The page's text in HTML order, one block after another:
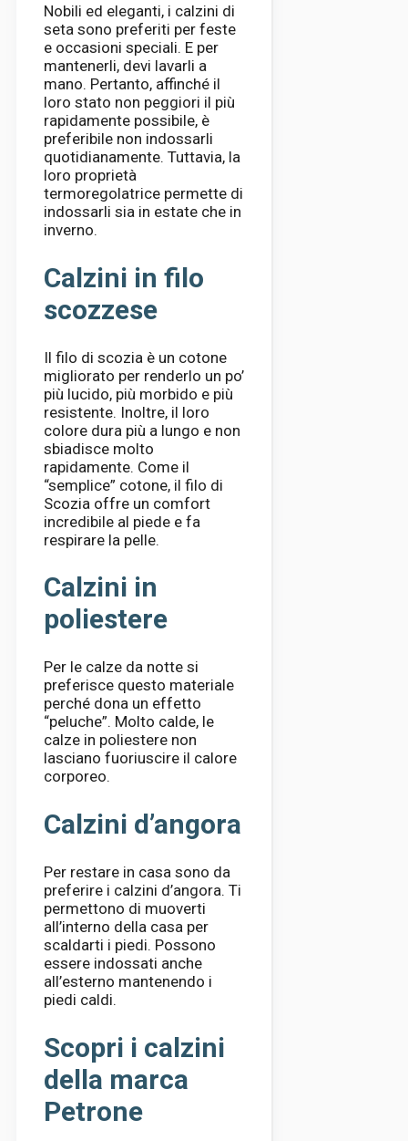
Nobili ed eleganti, i calzini di
seta sono preferiti per feste
e occasioni speciali. E per
mantenerli, devi lavarli a
mano. Pertanto, affinché il
loro stato non peggiori il più
rapidamente possibile, è
preferibile non indossarli
quotidianamente. Tuttavia, la
loro proprietà
termoregolatrice permette di
indossarli sia in estate che in
inverno.
Calzini in filo
scozzese
Il filo di scozia è un cotone
migliorato per renderlo un po’
più lucido, più morbido e più
resistente. Inoltre, il loro
colore dura più a lungo e non
sbiadisce molto
rapidamente. Come il
“semplice” cotone, il filo di
Scozia offre un comfort
incredibile al piede e fa
respirare la pelle.
Calzini in
poliestere
Per le calze da notte si
preferisce questo materiale
perché dona un effetto
“peluche”. Molto calde, le
calze in poliestere non
lasciano fuoriuscire il calore
corporeo.
Calzini d’angora
Per restare in casa sono da
preferire i calzini d’angora. Ti
permettono di muoverti
all’interno della casa per
scaldarti i piedi. Possono
essere indossati anche
all’esterno mantenendo i
piedi caldi.
Scopri i calzini
della marca
Petrone